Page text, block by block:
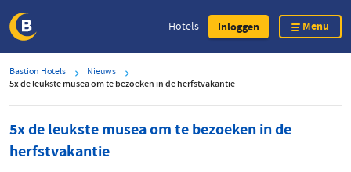
en
naar
de
inhoud
Hotels Inloggen Menu
Bastion Hotels
Nieuws
5x de leukste musea om te bezoeken in de herfstvakantie
5x de leukste musea om te bezoeken in de
herfstvakantie